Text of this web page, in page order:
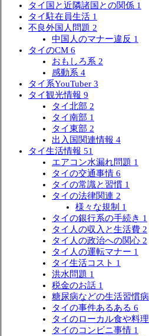
タイ国と近隣諸国との関係 1
タイ駐在員生活 1
不良外国人問題 2
中国人のマナー違反 1
タイのCM 6
おもしろ系 2
感動系 4
タイ系YouTuber 3
タイ観光情報 9
タイ北部 2
タイ南部 1
タイ東部 2
出入国関連情報 4
タイ生活情報 51
エアコン水漏れ問題 1
タイの交通事情 6
タイの常識と習慣 1
タイの法律関連 2
様々な規制 1
タイの銀行系の手続き 1
タイ人の収入と生活費 2
タイ人の政治への関心 2
タイ人の運転マナー 1
タイ生活コスト 1
洪水問題 1
税金のお話 1
糖尿病などの生活習慣病
タイの事件あるある 6
タイのローカル食や料理
タイのコンビニ事情 1